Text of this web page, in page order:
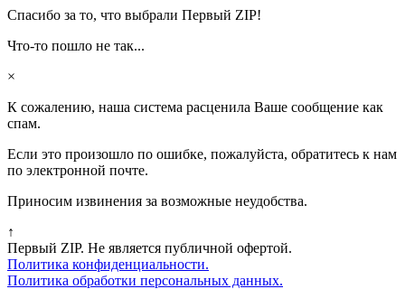
Спасибо за то, что выбрали Первый ZIP!
Что-то пошло не так...
×
К сожалению, наша система расценила Ваше сообщение как
спам.
Если это произошло по ошибке, пожалуйста, обратитесь к нам
по электронной почте.
Приносим извинения за возможные неудобства.
↑
Первый ZIP. Не является публичной офертой.
Политика конфиденциальности.
Политика обработки персональных данных.